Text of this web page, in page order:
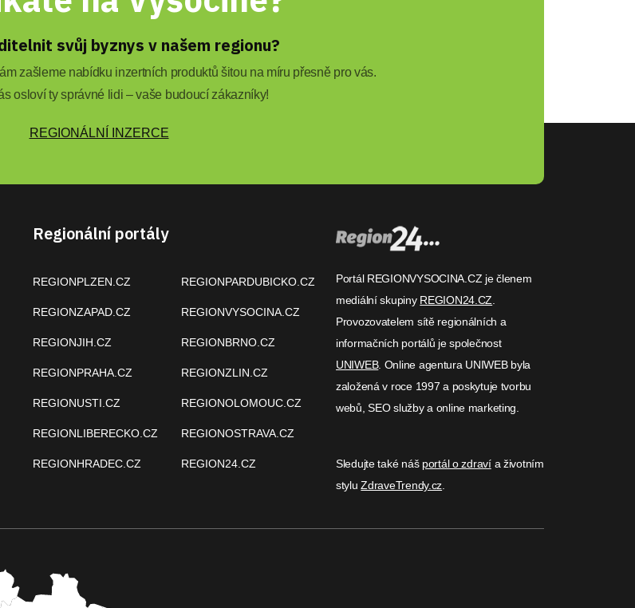
svůj byznys v našem regionu?
zašleme nabídku inzertních produktů šitou na míru přesně pro vás.
osloví ty správné lidi – vaše budoucí zákazníky!
REGIONÁLNÍ INZERCE
Regionální portály
REGIONPLZEN.CZ
REGIONZAPAD.CZ
REGIONJIH.CZ
REGIONPRAHA.CZ
REGIONUSTI.CZ
REGIONLIBERECKO.CZ
REGIONHRADEC.CZ
REGIONPARDUBICKO.CZ
REGIONVYSOCINA.CZ
REGIONBRNO.CZ
REGIONZLIN.CZ
REGIONOLOMOUC.CZ
REGIONOSTRAVA.CZ
REGION24.CZ
Portál REGIONVYSOCINA.CZ je členem
mediální skupiny REGION24.CZ
Provozovatelem sítě regionálních a
informačních portálů je společnost
UNIWEB. Online agentura UNIWEB byla
založená v roce 1997 a poskytuje tvorbu
webů, SEO služby a online marketing.
Sledujte také náš portál o zdravía životním
styluZdraveTrendy.cz